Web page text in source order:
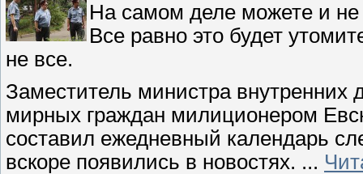
На самом деле можете и не
Все равно это будет
не все.
Заместитель министра внутренних
мирных граждан милиционером
составил ежедневный календарь
вскоре появились в новостях. ...